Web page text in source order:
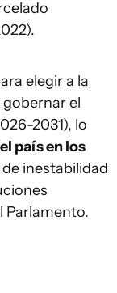
elegir a la
el
2031), lo
país en los
inestabilidad
Parlamento.